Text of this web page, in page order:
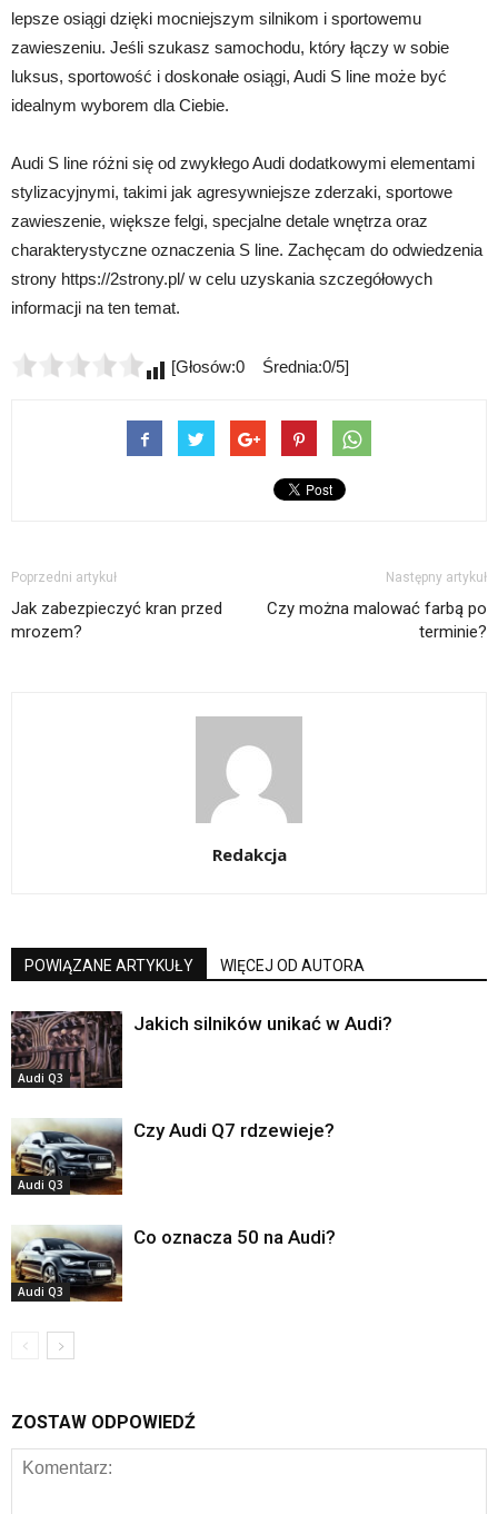
lepsze osiągi dzięki mocniejszym silnikom i sportowemu
zawieszeniu. Jeśli szukasz samochodu, który łączy w sobie
luksus, sportowość i doskonałe osiągi, Audi S line może być
idealnym wyborem dla Ciebie.
Audi S line różni się od zwykłego Audi dodatkowymi elementami
stylizacyjnymi, takimi jak agresywniejsze zderzaki, sportowe
zawieszenie, większe felgi, specjalne detale wnętrza oraz
charakterystyczne oznaczenia S line. Zachęcam do odwiedzenia
strony https://2strony.pl/ w celu uzyskania szczegółowych
informacji na ten temat.
[Głosów:0 Średnia:0/5]
Poprzedni artykuł
Jak zabezpieczyć kran przed
mrozem?
Następny artykuł
Czy można malować farbą po
terminie?
Redakcja
POWIĄZANE ARTYKUŁY WIĘCEJ OD AUTORA
Audi Q3
Jakich silników unikać w Audi?
Audi Q3
Czy Audi Q7 rdzewieje?
Audi Q3
Co oznacza 50 na Audi?
ZOSTAW ODPOWIEDŹ